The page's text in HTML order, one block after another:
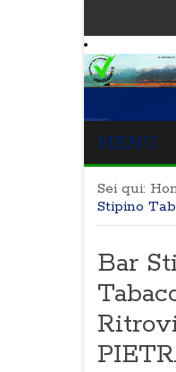
MENU
Sei qui:
Stipino
Bar